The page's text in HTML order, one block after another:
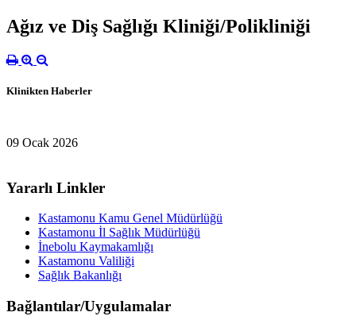
Ağız ve Diş Sağlığı Kliniği/Polikliniği
Klinikten Haberler
09 Ocak 2026
Yararlı Linkler
Kastamonu Kamu Genel Müdürlüğü
Kastamonu İl Sağlık Müdürlüğü
İnebolu Kaymakamlığı
Kastamonu Valiliği
Sağlık Bakanlığı
Bağlantılar/Uygulamalar